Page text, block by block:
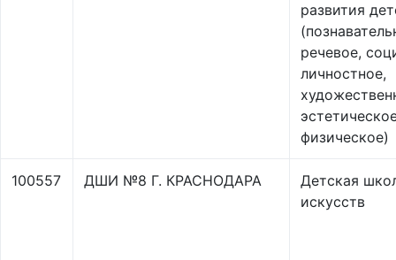
развития
речевое,
личностное,
физическое)
100557 ДШИ №8 Г. КРАСНОДАРА
Детская
искусств